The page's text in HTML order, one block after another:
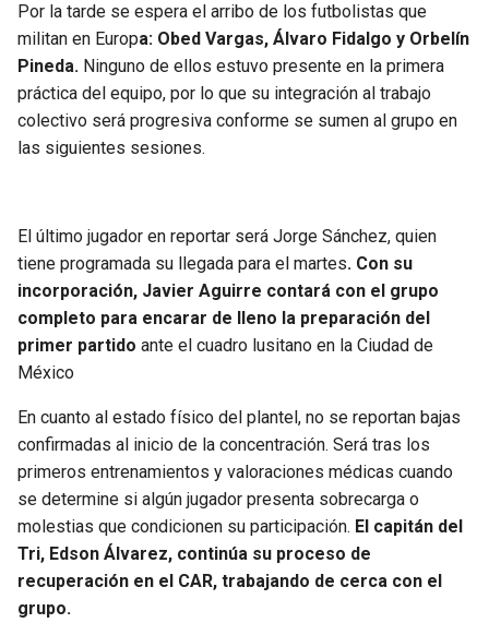
SAINTS
BUCCANEERS
Por la tarde se espera el arribo de los futbolistas que
militan en Europa: Obed Vargas, Álvaro Fidalgo y Orbelín
Pineda. Ninguno de ellos estuvo presente en la primera
práctica del equipo, por lo que su integración al trabajo
colectivo será progresiva conforme se sumen al grupo en
las siguientes sesiones.
El último jugador en reportar será Jorge Sánchez, quien
tiene programada su llegada para el martes. Con su
incorporación, Javier Aguirre contará con el grupo
completo para encarar de lleno la preparación del
primer partido ante el cuadro lusitano en la Ciudad de
México
En cuanto al estado físico del plantel, no se reportan bajas
confirmadas al inicio de la concentración. Será tras los
primeros entrenamientos y valoraciones médicas cuando
se determine si algún jugador presenta sobrecarga o
molestias que condicionen su participación. El capitán del
Tri, Edson Álvarez, continúa su proceso de
recuperación en el CAR, trabajando de cerca con el
grupo.